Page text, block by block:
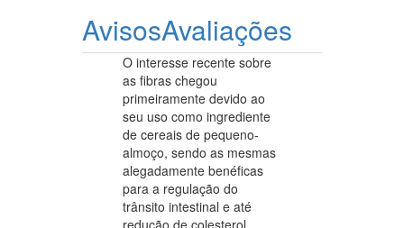
AvisosAvaliações
O interesse recente sobre
as fibras chegou
primeiramente devido ao
seu uso como ingrediente
de cereais de pequeno-
almoço, sendo as mesmas
alegadamente benéficas
para a regulação do
trânsito intestinal e até
redução de colesterol.